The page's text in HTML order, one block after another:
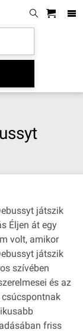
játszik
Éljen át egy
volt, amikor
játszik
szívében
és az
friss